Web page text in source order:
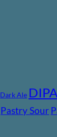
Dark Ale DIPA
Pastry Sour